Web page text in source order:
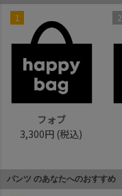
1
フォブ
3,300円 (税込)
2
パンツ のあなたへのおすすめ